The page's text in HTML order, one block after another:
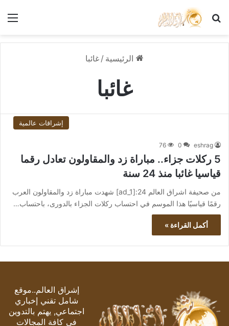
بحث عن
الرئيسية / غائبا
غائبا
إشراقات عالمية
eshrag
0
76
5 ركلات جزاء.. مباراة زد والمقاولون تعادل رقما
قياسيا غائبا منذ 24 سنة
من صحيفة اشراق العالم 24:[ad_1] شهدت مباراة زد والمقاولون العرب
رقمًا قياسيًا هذا الموسم في احتساب ركلات الجزاء بالدورى، باحتساب…
أكمل القراءة »
إشراق العالم..موقع
شامل تقني إخباري
اجتماعي, يهتم بالتدوين
في كافة المجالات